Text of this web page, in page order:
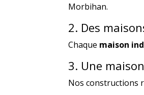
Morbihan.
2. Des
Chaque maison
3. Une
Nos constructions